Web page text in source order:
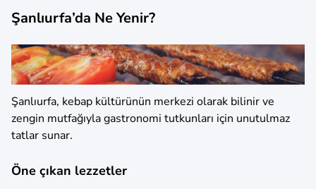
Şanlıurfa’da Ne Yenir?
Şanlıurfa, kebap kültürünün merkezi olarak bilinir ve
zengin mutfağıyla gastronomi tutkunları için unutulmaz
tatlar sunar.
Öne çıkan lezzetler